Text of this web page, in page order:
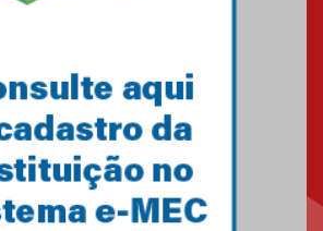
Primeiro culto do ano ressalta o
27.02.2026